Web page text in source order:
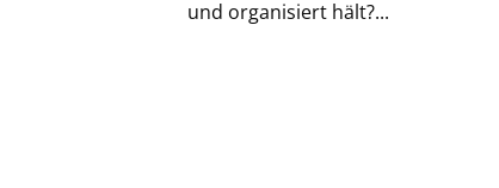
und organisiert hält?...